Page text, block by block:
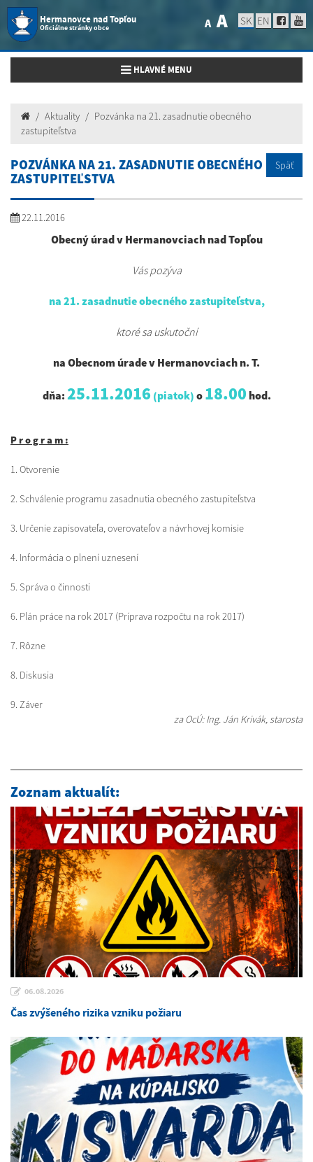
Hermanovce nad Topľou
Oficiálne stránky obce A A SK EN
Toggle navigation
HLAVNÉ MENU
Aktuality
Pozvánka na 21. zasadnutie obecného
zastupiteľstva
POZVÁNKA NA 21. ZASADNUTIE OBECNÉHO
ZASTUPITEĽSTVA
Späť
22.11.2016
Obecný úrad v Hermanovciach nad Topľou
Vás pozýva
na 21. zasadnutie obecného zastupiteľstva,
ktoré sa uskutoční
na Obecnom úrade v Hermanovciach n. T.
dňa: 25.11.2016 (piatok) o 18.00 hod.
P r o g r a m :
1. Otvorenie
2. Schválenie programu zasadnutia obecného zastupiteľstva
3. Určenie zapisovateľa, overovateľov a návrhovej komisie
4. Informácia o plnení uznesení
5. Správa o činnosti
6. Plán práce na rok 2017 (Príprava rozpočtu na rok 2017)
7. Rôzne
8. Diskusia
9. Záver
za OcÚ: Ing. Ján Krivák, starosta
Zoznam aktualít:
06.08.2026
Čas zvýšeného rizika vzniku požiaru